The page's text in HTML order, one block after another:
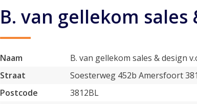
B. van gellekom sales
Naam
B. van gellekom sales & design
Straat
Soesterweg 452b Amersfoort
Postcode
3812BL